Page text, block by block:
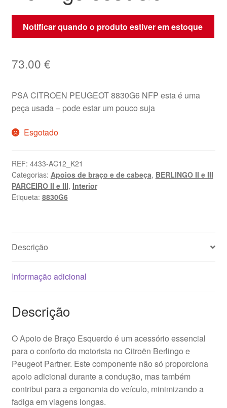
Notificar quando o produto estiver em estoque
73.00 €
PSA CITROEN PEUGEOT 8830G6 NFP esta é uma
peça usada – pode estar um pouco suja
Esgotado
REF: 4433-AC12_K21
Categorias: Apoios de braço e de cabeça, BERLINGO II e III
PARCEIRO II e III, Interior
Etiqueta: 8830G6
Descrição
Informação adicional
Descrição
O Apoio de Braço Esquerdo é um acessório essencial
para o conforto do motorista no Citroën Berlingo e
Peugeot Partner. Este componente não só proporciona
apoio adicional durante a condução, mas também
contribui para a ergonomia do veículo, minimizando a
fadiga em viagens longas.